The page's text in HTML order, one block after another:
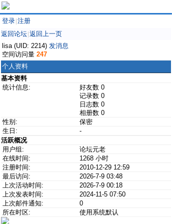
登录 注册
返回论坛 返回上一页
lisa (UID: 2214) 发消息
空间访问量 247
个人资料
基本资料
统计信息:
好友数 0
记录数 0
日志数 0
相册数 0
性别:
保密
生日:
-
活跃概况
用户组:
论坛元老
在线时间:
1268 小时
注册时间:
2010-12-29 12:59
最后访问:
2026-7-9 03:48
上次活动时间:
2026-7-9 00:18
上次发表时间:
2024-11-5 07:50
上次邮件通知:
0
所在时区:
使用系统默认